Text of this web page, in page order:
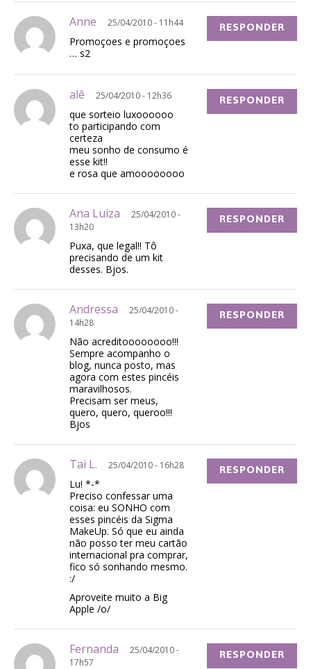
Anne 25/04/2010 - 11h44
Promoçoes e promoçoes
… s2
RESPONDER
alê 25/04/2010 - 12h36
que sorteio luxoooooo
to participando com
certeza
meu sonho de consumo é
esse kit!!
e rosa que amoooooooo
RESPONDER
Ana Luiza
25/04/2010 -
13h20
Puxa, que legal!! Tô
precisando de um kit
desses. Bjos.
RESPONDER
Andressa
25/04/2010 -
14h28
Não acreditoooooooo!!!
Sempre acompanho o
blog, nunca posto, mas
agora com estes pincéis
maravilhosos.
Precisam ser meus,
quero, quero, queroo!!!
Bjos
RESPONDER
Tai L. 25/04/2010 - 16h28
Lu! *-*
Preciso confessar uma
coisa: eu SONHO com
esses pincéis da Sigma
MakeUp. Só que eu ainda
não posso ter meu cartão
internacional pra comprar,
fico só sonhando mesmo.
:/
Aproveite muito a Big
Apple /o/
RESPONDER
Fernanda
25/04/2010 -
17h57
RESPONDER